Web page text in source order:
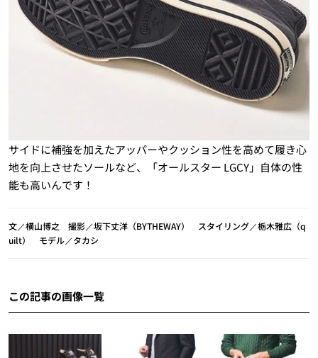
サイドに補強を加えたアッパーやクッション性を高めて履き心
地を向上させたソールなど、「オールスター LGCY」自体の性
能も高いんです！
文／横山博之 撮影／坂下丈洋（BYTHEWAY） スタイリング／栃木雅広（q
uilt） モデル／タカシ
この記事の画像一覧